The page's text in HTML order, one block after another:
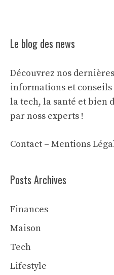
Le blog des news
Découvrez nos
informations et conseils
la tech, la santé et bien
par noss experts !
Contact – Mentions
Posts Archives
Finances
Maison
Tech
Lifestyle